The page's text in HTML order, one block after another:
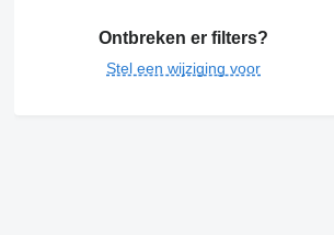
Ontbreken er filters?
Stel een wijziging voor